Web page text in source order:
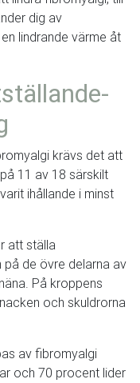
dig av
lindrande värme åt
krävs det att
11 av 18 särskilt
ihållande i minst
att ställa
de övre delarna av
På kroppens
och skuldrorna
av fibromyalgi
och 70 procent lider